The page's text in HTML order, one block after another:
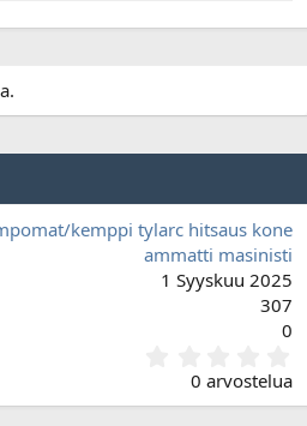
kemppi tylarc hitsaus kone
ammatti masinisti
1 Syyskuu 2025
307
0
,
0
0 arvostelua